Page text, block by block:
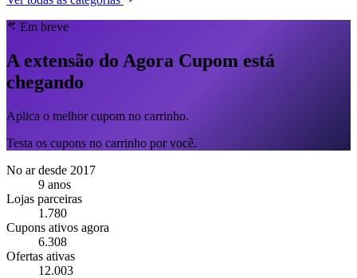
Em breve
A extensão do Agora Cupom está
chegando
Aplica o melhor cupom no carrinho.
Testa os cupons no carrinho por você.
No ar desde 2017
9 anos
Lojas parceiras
1.780
Cupons ativos agora
6.308
Ofertas ativas
12.003